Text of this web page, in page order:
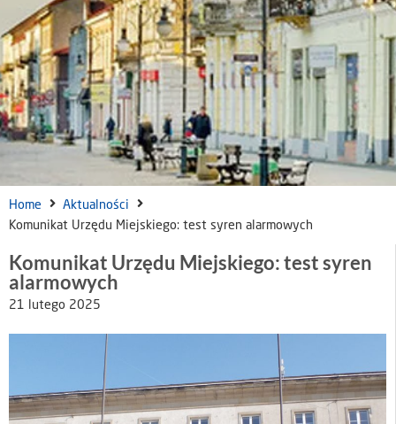
Home
Aktualności
Komunikat Urzędu Miejskiego: test syren alarmowych
Komunikat Urzędu Miejskiego: test syren
alarmowych
21 lutego 2025